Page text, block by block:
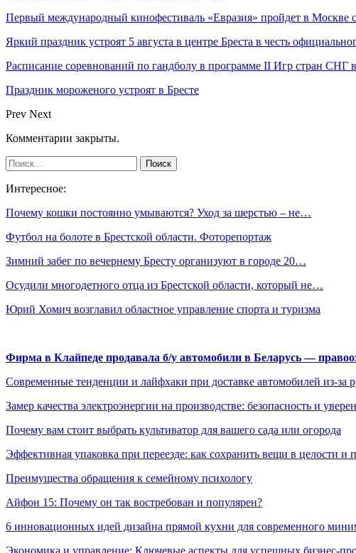
Первый международный кинофестиваль «Евразия» пройдет в Москве
Яркий праздник устроят 5 августа в центре Бреста в честь
Расписание соревнований по гандболу в программе II Игр стран СНГ
Праздник мороженого устроят в Бресте
Prev Next
Комментарии закрыты.
Интересное:
Почему кошки постоянно умываются? Уход за шерстью – не…
Футбол на болоте в Брестской области. Фоторепортаж
Зимний забег по вечернему Бресту организуют в городе 20…
Осудили многодетного отца из Брестской области, который не…
Юрий Хомич возглавил областное управление спорта и туризма
Фирма в Клайпеде продавала б/у автомобили в Беларусь —
Современные тенденции и лайфхаки при доставке автомобилей из-за
Замер качества электроэнергии на производстве: безопасность и
Почему вам стоит выбрать культиватор для вашего сада или огорода
Эффективная упаковка при переезде: как сохранить вещи в целости и
Преимущества обращения к семейному психологу
Айфон 15: Почему он так востребован и популярен?
6 инновационных идей дизайна прямой кухни для современного
Экономика и управление: Ключевые аспекты для успешных бизнес-